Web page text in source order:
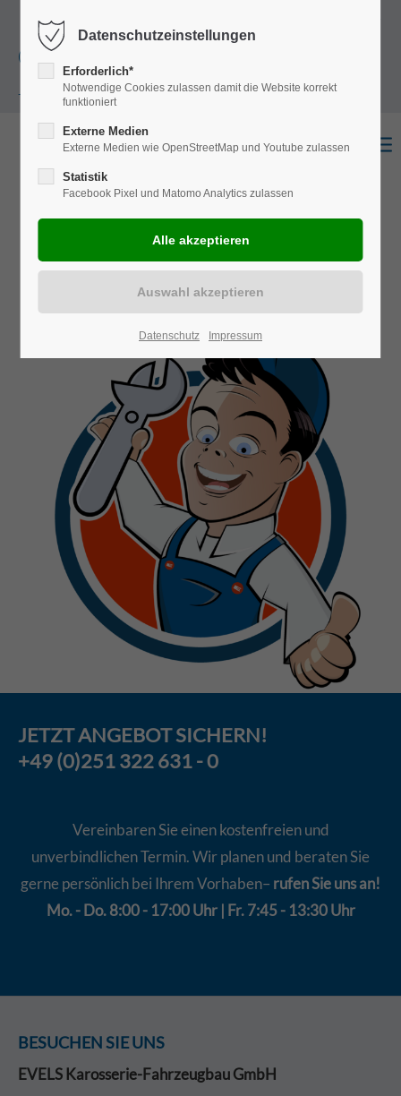
+49
(0)251 322 631
- 0
JETZTANGEBOTSICHERN!
+49 (0)251 322 631 - 0
Vereinbaren Sie einen kostenfreien und
unverbindlichen Termin. Wir planen und beraten Sie
gerne persönlich bei Ihrem Vorhaben– rufen Sie uns an!
Mo. - Do. 8:00 - 17:00 Uhr | Fr. 7:45 - 13:30 Uhr
BESUCHEN SIE UNS
EVELS Karosserie-Fahrzeugbau GmbH
Datenschutzeinstellungen
Erforderlich*
Notwendige Cookies zulassen damit die Website korrekt
funktioniert
Externe Medien
Externe Medien wie OpenStreetMap und Youtube zulassen
Statistik
Facebook Pixel und Matomo Analytics zulassen
Datenschutz Impressum